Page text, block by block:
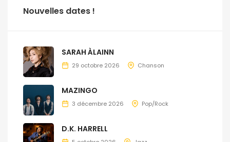
Nouvelles dates !
SARAH ÀLAINN
29 octobre 2026 Chanson
MAZINGO
3 décembre 2026 Pop/Rock
D.K. HARRELL